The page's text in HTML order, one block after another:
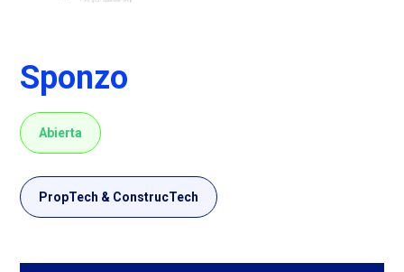
Sponzo
Abierta
PropTech & ConstrucTech